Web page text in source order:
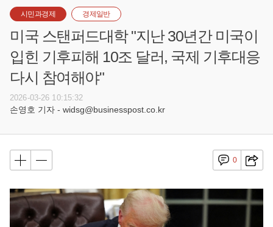
시민과경제 경제일반
미국 스탠퍼드대학 "지난 30년간 미국이
입힌 기후피해 10조 달러, 국제 기후대응
다시 참여해야"
2026-03-26 10:15:32
손영호 기자 - widsg@businesspost.co.kr
0